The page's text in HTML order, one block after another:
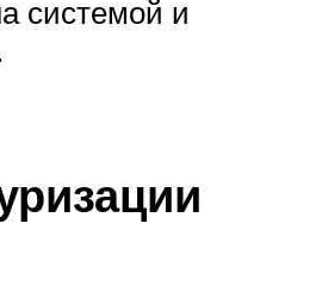
системой и